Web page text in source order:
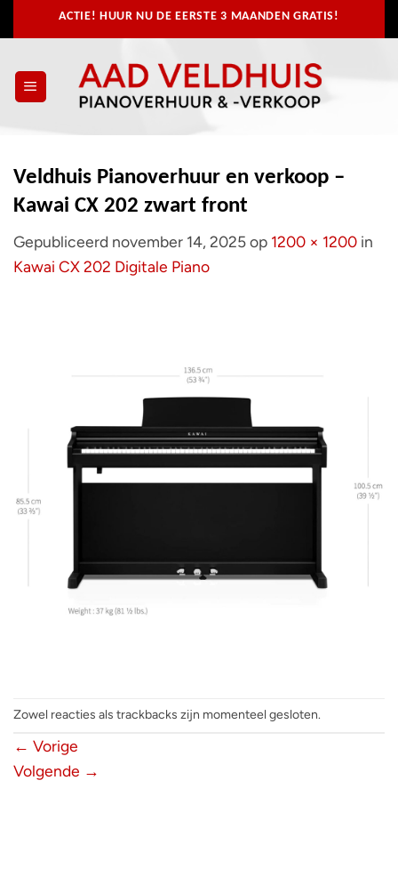
naar
ACTIE! HUUR NU DE EERSTE 3 MAANDEN GRATIS!
Veldhuis Pianoverhuur en verkoop –
Kawai CX 202 zwart front
Gepubliceerd november 14, 2025op 1200 × 1200 in
Kawai CX 202 Digitale Piano
Zowel reacties als trackbacks zijn momenteel gesloten.
← Vorige
Volgende →